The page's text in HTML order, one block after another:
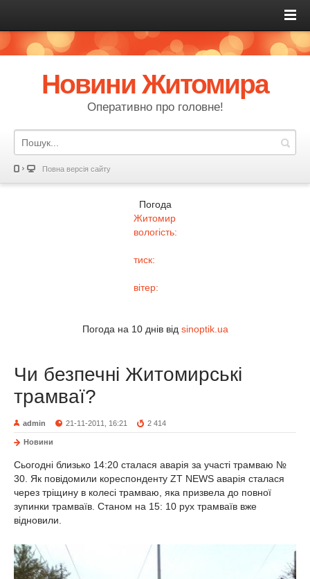
Новини Житомира
Оперативно про головне!
Повна версія сайту
Погода
Житомир
вологість:
тиск:
вітер:
Погода на 10 днів від sinoptik.ua
Чи безпечні Житомирські
трамваї?
admin 21-11-2011, 16:21 2 414
Новини
Сьогодні близько 14:20 сталася аварія за участі трамваю №
30. Як повідомили кореспонденту ZT NEWS аварія сталася
через тріщину в колесі трамваю, яка призвела до повної
зупинки трамваїв. Станом на 15: 10 рух трамваїв вже
відновили.